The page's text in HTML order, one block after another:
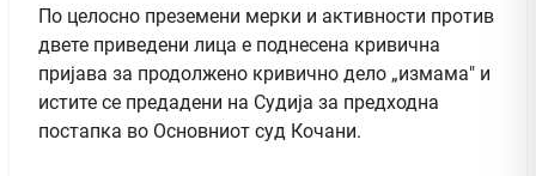
По целосно преземени мерки и активности против
двете приведени лица е поднесена кривична
пријава за продолжено кривично дело „измама" и
истите се предадени на Судија за предходна
постапка во Основниот суд Кочани.